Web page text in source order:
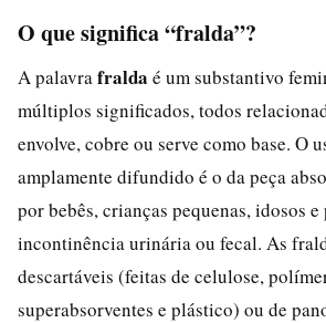
O que significa “fralda”?
A palavra fralda é um substantivo
múltiplos significados, todos
envolve, cobre ou serve como base. O
amplamente difundido é o da peça
por bebês, crianças pequenas, idosos e
incontinência urinária ou fecal. As
descartáveis (feitas de celulose,
superabsorventes e plástico) ou de